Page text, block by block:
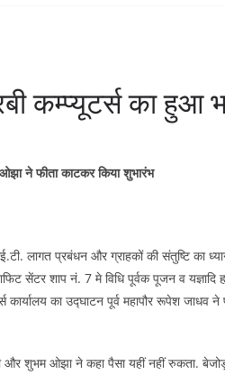
कम्प्यूटर्स का हुआ
ने फीता काटकर किया शुभारंभ
लागत प्रबंधन और ग्राहकों की संतुष्टि का
सेंटर शाप नं. 7 मे विधि पूर्वक पूजन व
का उद्घाटन पूर्व महापौर रूपेश जाधव ने
और शुभम ओझा ने कहा पैसा यहीं नहीं रुकता.